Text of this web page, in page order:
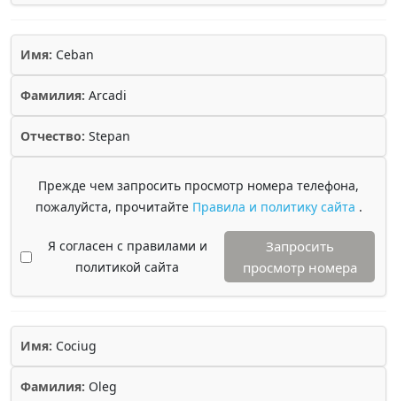
Имя: Ceban
Фамилия: Arcadi
Отчество: Stepan
Прежде чем запросить просмотр номера телефона,
пожалуйста, прочитайте Правила и политику сайта .
Я согласен с правилами и
политикой сайта
Запросить
просмотр номера
Имя: Cociug
Фамилия: Oleg